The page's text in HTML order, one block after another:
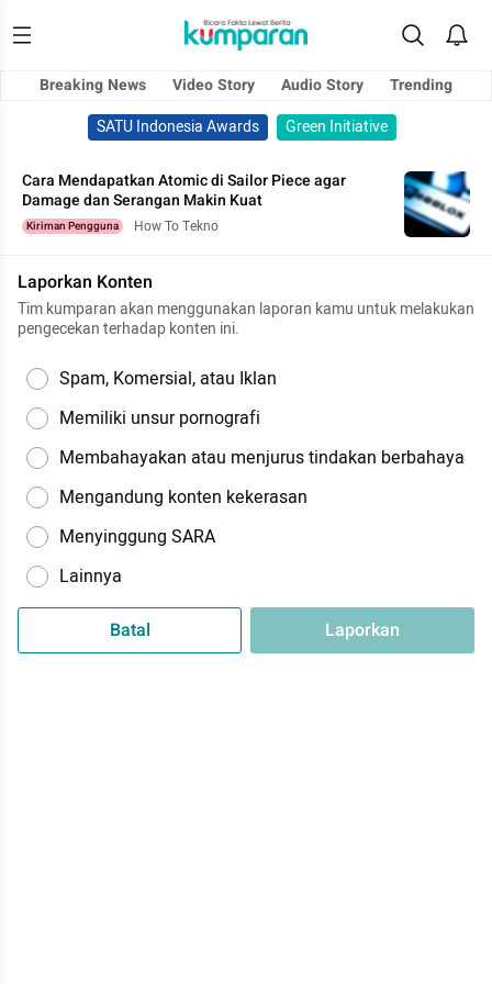
Breaking News Video Story Audio Story
Trending
SATU Indonesia Awards
Green Initiative
Cara Mendapatkan Atomic di Sailor Piece agar
Damage dan Serangan Makin Kuat
Kiriman Pengguna How To Tekno
Laporkan Konten
Tim kumparan akan menggunakan laporan kamu untuk melakukan
pengecekan terhadap konten ini.
Spam, Komersial, atau Iklan
Memiliki unsur pornografi
Membahayakan atau menjurus tindakan berbahaya
Mengandung konten kekerasan
Menyinggung SARA
Lainnya
Batal Laporkan